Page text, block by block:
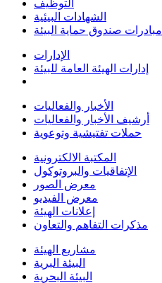
التوظيف
الشهادات البيئية
مبادرات صندوق حماية البيئة
الإدارات
إدارات الهيئة العامة للبيئة
الأخبار والفعاليات
أرشيف الأخبار والفعاليات
حملات تفتيشية وتوعوية
المكتبة الالكترونية
الإتفاقيات والبروتوكول
معرض الصور
معرض الفيديو
إعلانات الهيئة
مذكرات التفاهم والتعاون
مشاريع الهيئة
البيئة البرية
البيئة البحرية